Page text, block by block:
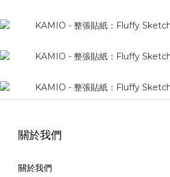
關於我們
關於我們